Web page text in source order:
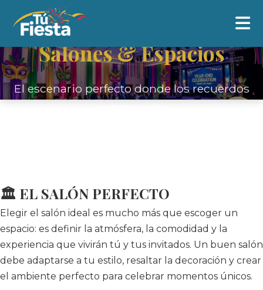
Salones & Espacios
El escenario perfecto donde los recuerdos
🏛️ EL SALÓN PERFECTO
Elegir el salón ideal es mucho más que escoger un
espacio: es definir la atmósfera, la comodidad y la
experiencia que vivirán tú y tus invitados. Un buen salón
debe adaptarse a tu estilo, resaltar la decoración y crear
el ambiente perfecto para celebrar momentos únicos.